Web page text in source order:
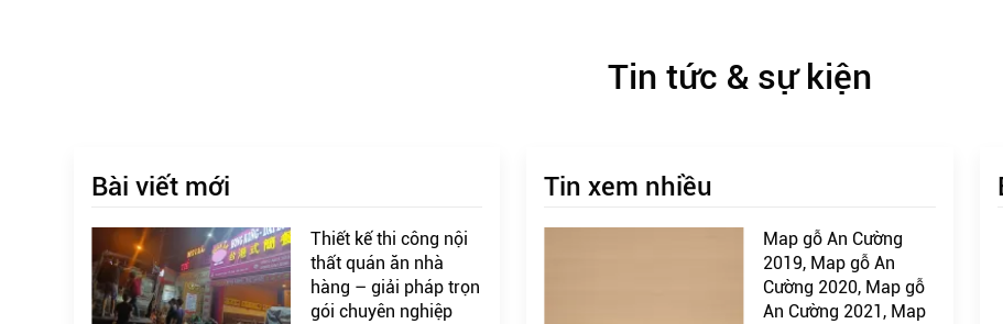
Tin tức & sự kiện
Bài viết mới
Thiết kế thi công nội
thất quán ăn nhà
hàng – giải pháp trọn
gói chuyên nghiệp
Tin xem nhiều
Map gỗ An Cường
2019, Map gỗ An
Cường 2020, Map gỗ
An Cường 2021, Map